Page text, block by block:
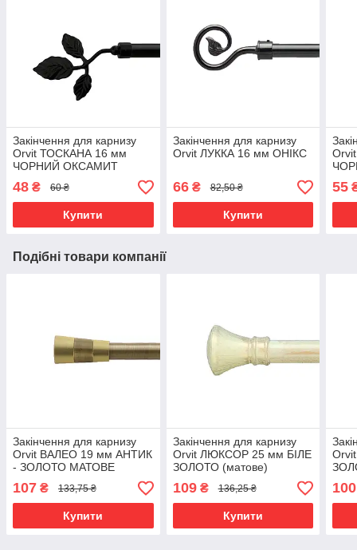
Закінчення для карнизу
Orvit ТОСКАНА 16 мм
ЧОРНИЙ ОКСАМИТ
48 ₴ 60 ₴
Купити
Закінчення для карнизу
Orvit ЛУККА 16 мм ОНІКС
66₴ 82,50 ₴
Купити
55
Подібні товари компанії
Закінчення для карнизу
Orvit ВАЛЕО 19 мм АНТИК
- ЗОЛОТО МАТОВЕ
107 ₴ 133,75 ₴
Купити
Закінчення для карнизу
Orvit ЛЮКСОР 25 мм БІЛЕ
ЗОЛОТО (матове)
109₴ 136,25 ₴
Купити
100